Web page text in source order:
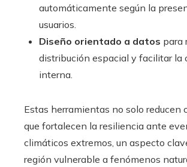
automáticamente según la
usuarios.
Diseño orientado a datos para
distribución espacial y facilitar la
interna.
Estas herramientas no solo reducen
que fortalecen la resiliencia ante
climáticos extremos, un aspecto
región vulnerable a fenómenos